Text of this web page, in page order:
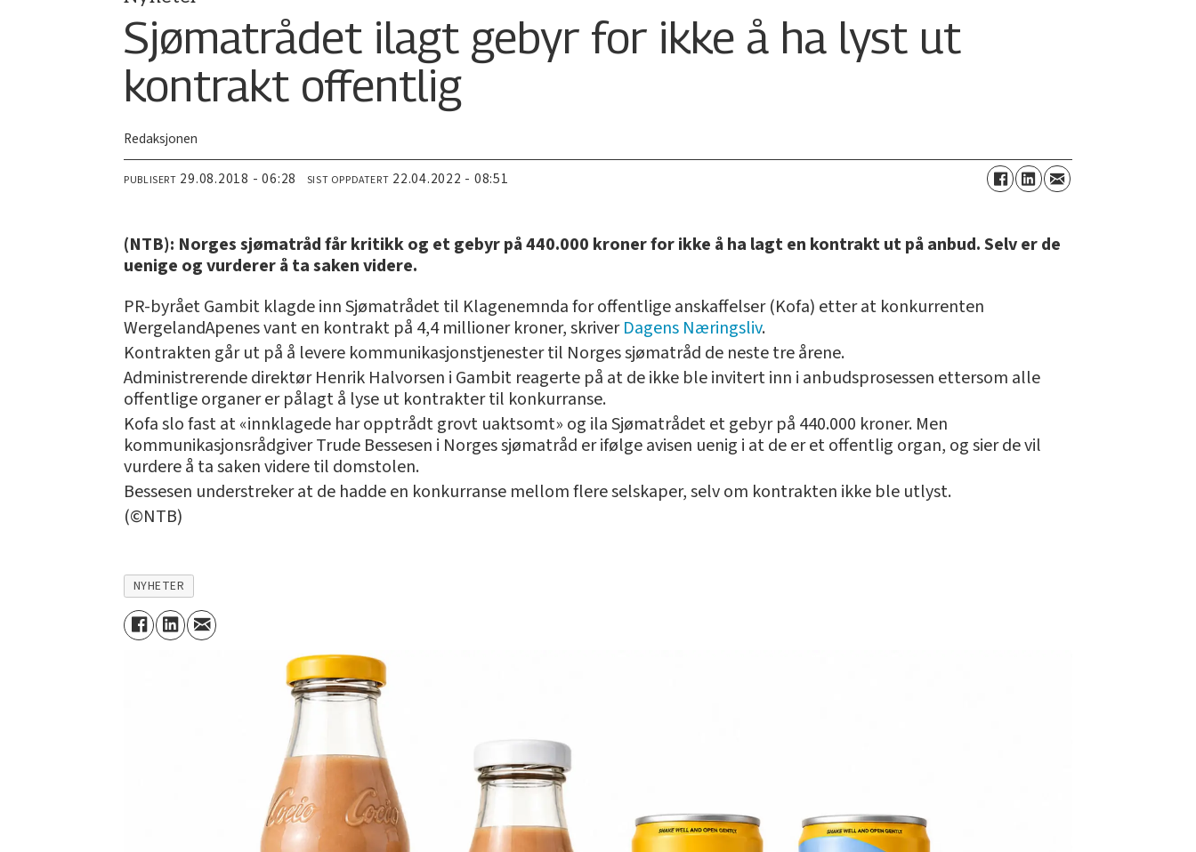
Sjømatrådet ilagt gebyr for ikke å ha lyst ut
kontrakt offentlig
Redaksjonen
PUBLISERT 29.08.2018 - 06:28 SIST OPPDATERT 22.04.2022 - 08:51
(NTB): Norges sjømatråd får kritikk og et gebyr på 440.000 kroner for ikke å ha lagt en kontrakt ut på anbud. Selv er de
uenige og vurderer å ta saken videre.
PR-byrået Gambit klagde inn Sjømatrådet til Klagenemnda for offentlige anskaffelser (Kofa) etter at konkurrenten
WergelandApenes vant en kontrakt på 4,4 millioner kroner, skriverDagens Næringsliv.
Kontrakten går ut på å levere kommunikasjonstjenester til Norges sjømatråd de neste tre årene.
Administrerende direktør Henrik Halvorsen i Gambit reagerte på at de ikke ble invitert inn i anbudsprosessen ettersom alle
offentlige organer er pålagt å lyse ut kontrakter til konkurranse.
Kofa slo fast at «innklagede har opptrådt grovt uaktsomt» og ila Sjømatrådet et gebyr på 440.000 kroner. Men
kommunikasjonsrådgiver Trude Bessesen i Norges sjømatråd er ifølge avisen uenig i at de er et offentlig organ, og sier de vil
vurdere å ta saken videre til domstolen.
Bessesen understreker at de hadde en konkurranse mellom flere selskaper, selv om kontrakten ikke ble utlyst.
(©NTB)
NYHETER